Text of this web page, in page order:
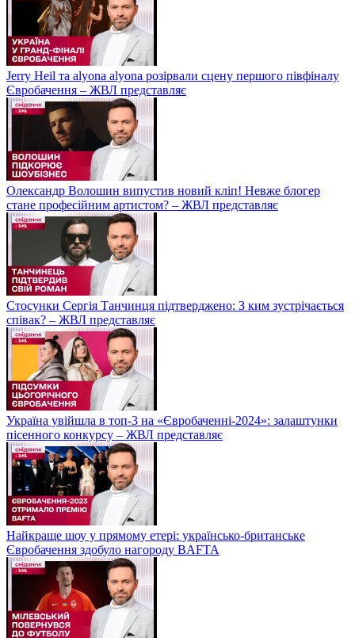
Jerry Heil та аlyona аlyona розірвали сцену першого півфіналу
Євробачення – ЖВЛ представляє
Олександр Волошин випустив новий кліп! Невже блогер
стане професійним артистом? – ЖВЛ представляє
Стосунки Сергія Танчинця підтверджено: З ким зустрічається
співак? – ЖВЛ представляє
Україна увійшла в топ-3 на «Євробаченні-2024»: залаштунки
пісенного конкурсу – ЖВЛ представляє
Найкраще шоу у прямому етері: українсько-британське
Євробачення здобуло нагороду BAFTA